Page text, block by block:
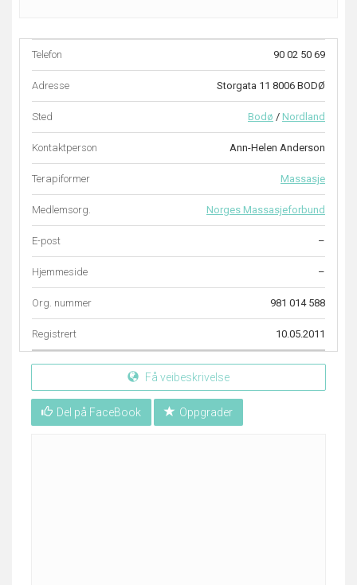
Telefon 90 02 50 69
Adresse Storgata 11 8006 BODØ
Sted Bodø / Nordland
Kontaktperson Ann-Helen Anderson
Terapiformer Massasje
Medlemsorg. Norges Massasjeforbund
E-post –
Hjemmeside –
Org. nummer 981 014 588
Registrert 10.05.2011
Få veibeskrivelse
Del på FaceBook Oppgrader